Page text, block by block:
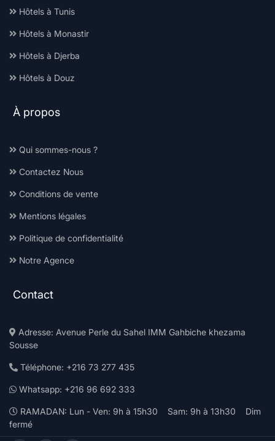
Hôtels à Tunis
Hôtels à Monastir
Hôtels à Djerba
Hôtels à Douz
À propos
Qui sommes-nous ?
Contactez Nous
Conditions de vente
Mentions légales
Politique de confidentialité
Notre Agence
Contact
Adresse: Avenue Perle du Sahel IMM Gahbiche khezama
Sousse
Téléphone: +216 73 277 435
Whatsapp: +216 96 692 333
RAMADAN: Lun - Ven: 9h à 15h30 Sam: 9h à 13h30 Dim
fermé